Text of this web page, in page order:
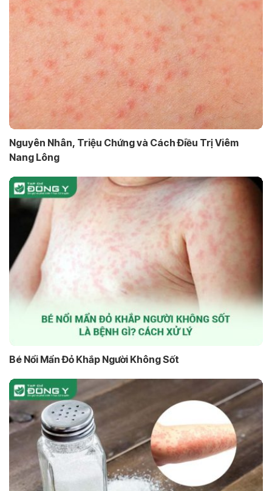
Nguyên Nhân, Triệu Chứng và Cách Điều Trị Viêm
Nang Lông
Bé Nổi Mẩn Đỏ Khắp Người Không Sốt